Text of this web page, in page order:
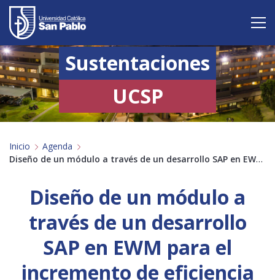
Vive San Pablo
Admisión
Carreras
Postgrado
Investigación
Alumnos Antiguos Alumnos Padres
Empresas
Sustentaciones
UCSP
Inicio Agenda
Diseño de un módulo a través de un desarrollo SAP en EWM para el incremento de eficiencia mediante la automatización en el flujo de atención de canal moderno por LPN de una empresa transnacional de consumo masivo en un centro de distribución ubicado en Lima – Lurín
Diseño de un módulo a
través de un desarrollo
SAP en EWM para el
incremento de eficiencia